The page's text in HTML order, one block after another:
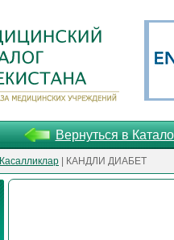
Вернуться в
Касалликлар | КАНДЛИ ДИАБЕТ